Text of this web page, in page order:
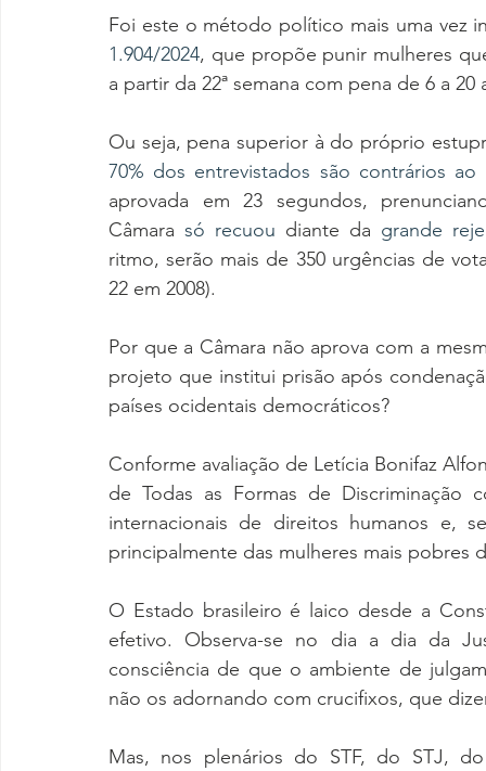
Foi este o método político mais uma vez
1.904/2024, que propõe punir mulheres
a partir da 22ª semana com pena de 6 a
Ou seja, pena superior à do próprio
70% dos entrevistados são contrários ao
aprovada em 23 segundos,
Câmara só recuou diante da grande
ritmo, serão mais de 350 urgências de
22 em 2008).
Por que a Câmara não aprova com a
projeto que institui prisão após
países ocidentais democráticos?
Conforme avaliação de Letícia Bonifaz
de Todas as Formas de Discriminação
internacionais de direitos humanos e,
principalmente das mulheres mais pobres
O Estado brasileiro é laico desde a
efetivo. Observa-se no dia a dia da
consciência de que o ambiente de
não os adornando com crucifixos, que
Mas, nos plenários do STF, do STJ,